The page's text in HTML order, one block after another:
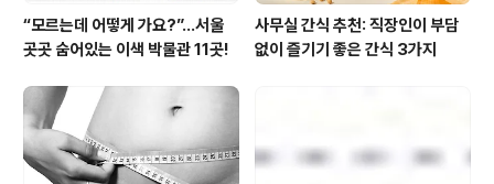
“모르는데 어떻게 가요?”...서울
곳곳 숨어있는 이색 박물관 11곳!
사무실 간식 추천: 직장인이 부담
없이 즐기기 좋은 간식 3가지